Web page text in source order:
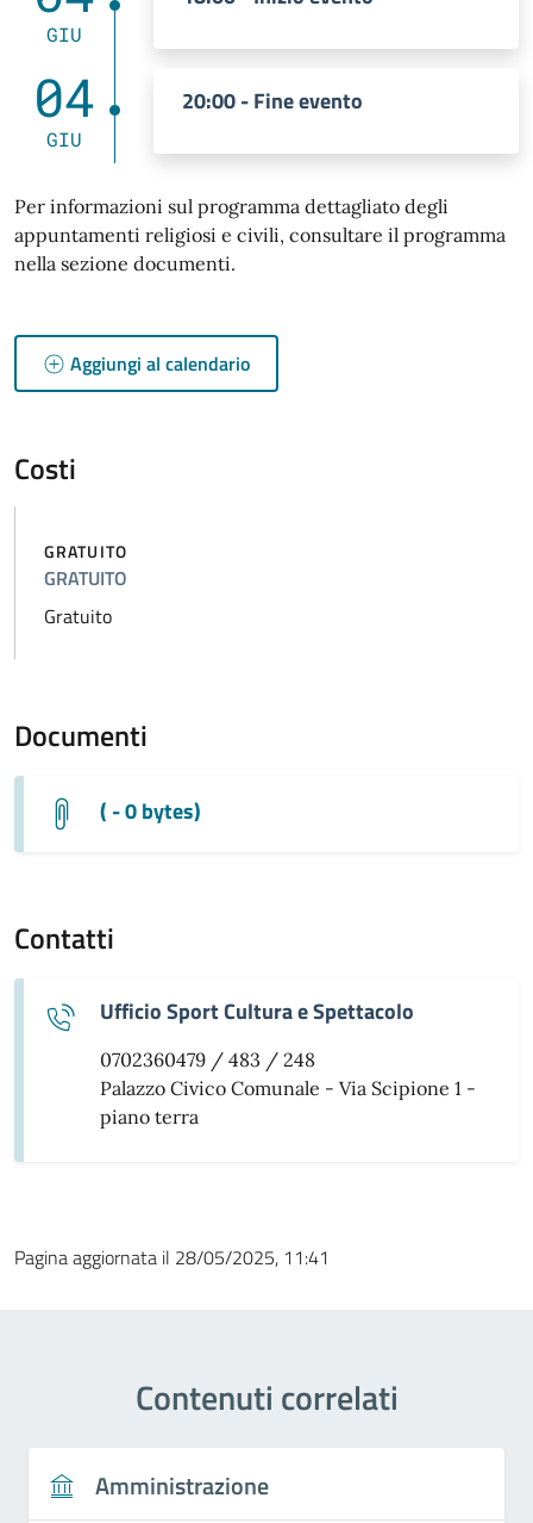
GIU
04
GIU
20:00 - Fine evento
Per informazioni sul programma dettagliato degli
appuntamenti religiosi e civili, consultare il programma
nella sezione documenti.
Aggiungi al calendario
Costi
GRATUITO
GRATUITO
Gratuito
Documenti
( - 0 bytes)
Contatti
Ufficio Sport Cultura e Spettacolo
0702360479 / 483 / 248
Palazzo Civico Comunale - Via Scipione 1 -
piano terra
Pagina aggiornata il 28/05/2025, 11:41
Contenuti correlati
Amministrazione